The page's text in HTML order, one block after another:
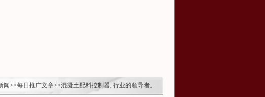
闻>>每日推广文章>>混凝土配料控制器, 行业的领导者。